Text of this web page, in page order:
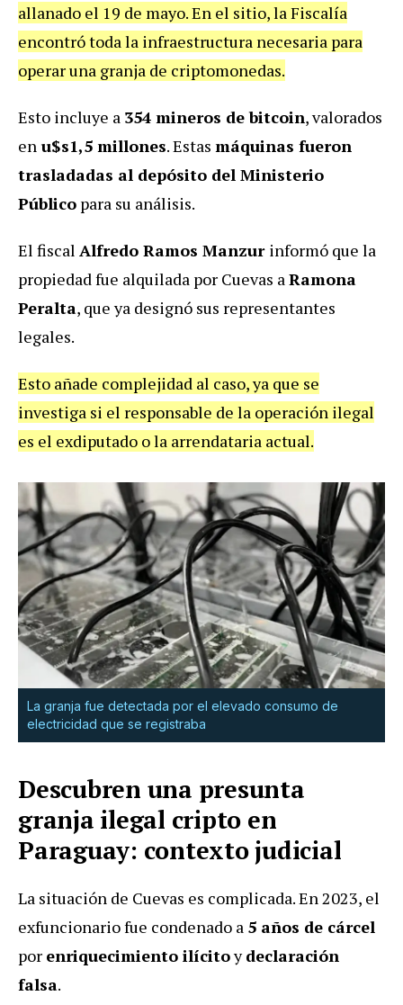
allanado el 19 de mayo. En el sitio, la Fiscalía
encontró toda la infraestructura necesaria para
operar una granja de criptomonedas.
Esto incluye a 354 mineros de bitcoin, valorados
en u$s1,5 millones. Estas máquinas fueron
trasladadas al depósito del Ministerio
Público para su análisis.
El fiscal Alfredo Ramos Manzur informó que la
propiedad fue alquilada por Cuevas aRamona
Peralta, que ya designó sus representantes
legales.
Esto añade complejidad al caso, ya que se
investiga si el responsable de la operación ilegal
es el exdiputado o la arrendataria actual.
La granja fue detectada por el elevado consumo de
electricidad que se registraba
Descubren una presunta
granja ilegal cripto en
Paraguay: contexto judicial
La situación de Cuevas es complicada. En 2023, el
exfuncionario fue condenado a 5 años de cárcel
por enriquecimiento ilícitoydeclaración
falsa.